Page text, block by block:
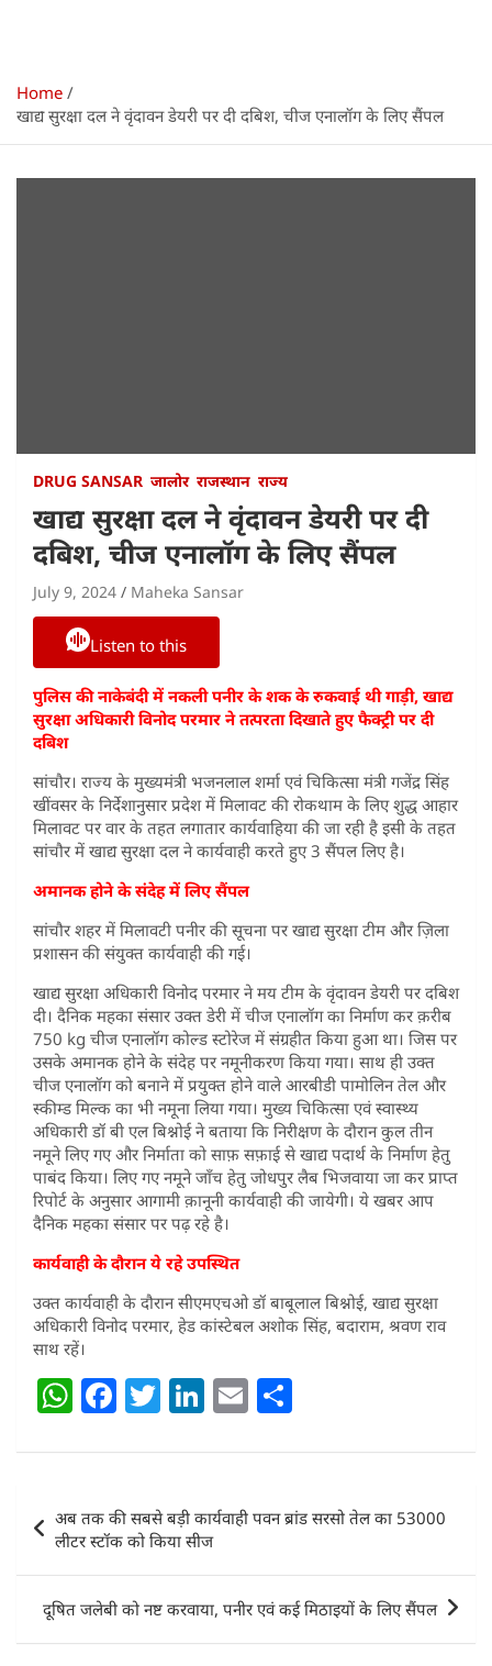
Home
खाद्य सुरक्षा दल ने वृंदावन डेयरी पर दी दबिश, चीज एनालॉग के लिए सैंपल
DRUG SANSAR जालोर राजस्थान राज्य
खाद्य सुरक्षा दल ने वृंदावन डेयरी पर दी
दबिश, चीज एनालॉग के लिए सैंपल
July 9, 2024 Maheka Sansar
Listen to this
पुलिस की नाकेबंदी में नकली पनीर के शक के रुकवाई थी गाड़ी, खाद्य
सुरक्षा अधिकारी विनोद परमार ने तत्परता दिखाते हुए फैक्ट्री पर दी
दबिश
सांचौर। राज्य के मुख्यमंत्री भजनलाल शर्मा एवं चिकित्सा मंत्री गजेंद्र सिंह
खींवसर के निर्देशानुसार प्रदेश में मिलावट की रोकथाम के लिए शुद्ध आहार
मिलावट पर वार के तहत लगातार कार्यवाहिया की जा रही है इसी के तहत
सांचौर में खाद्य सुरक्षा दल ने कार्यवाही करते हुए 3 सैंपल लिए है।
अमानक होने के संदेह में लिए सैंपल
सांचौर शहर में मिलावटी पनीर की सूचना पर खाद्य सुरक्षा टीम और ज़िला
प्रशासन की संयुक्त कार्यवाही की गई।
खाद्य सुरक्षा अधिकारी विनोद परमार ने मय टीम के वृंदावन डेयरी पर दबिश
दी। दैनिक महका संसार उक्त डेरी में चीज एनालॉग का निर्माण कर क़रीब
750 kg चीज एनालॉग कोल्ड स्टोरेज में संग्रहीत किया हुआ था। जिस पर
उसके अमानक होने के संदेह पर नमूनीकरण किया गया। साथ ही उक्त
चीज एनालॉग को बनाने में प्रयुक्त होने वाले आरबीडी पामोलिन तेल और
स्कीम्ड मिल्क का भी नमूना लिया गया। मुख्य चिकित्सा एवं स्वास्थ्य
अधिकारी डॉ बी एल बिश्नोई ने बताया कि निरीक्षण के दौरान कुल तीन
नमूने लिए गए और निर्माता को साफ़ सफ़ाई से खाद्य पदार्थ के निर्माण हेतु
पाबंद किया। लिए गए नमूने जाँच हेतु जोधपुर लैब भिजवाया जा कर प्राप्त
रिपोर्ट के अनुसार आगामी क़ानूनी कार्यवाही की जायेगी। ये खबर आप
दैनिक महका संसार पर पढ़ रहे है।
कार्यवाही के दौरान ये रहे उपस्थित
उक्त कार्यवाही के दौरान सीएमएचओ डॉ बाबूलाल बिश्नोई, खाद्य सुरक्षा
अधिकारी विनोद परमार, हेड कांस्टेबल अशोक सिंह, बदाराम, श्रवण राव
साथ रहें।
W
at
s
A
p
p
F
c
e
b
o
o
k
T
itt
er
Li
k
e
dI
n
E
ai
l
ar
e
navigation
अब तक की सबसे बड़ी कार्यवाही पवन ब्रांड सरसो तेल का 53000
लीटर स्टॉक को किया सीज
दूषित जलेबी को नष्ट करवाया, पनीर एवं कई मिठाइयों के लिए सैंपल